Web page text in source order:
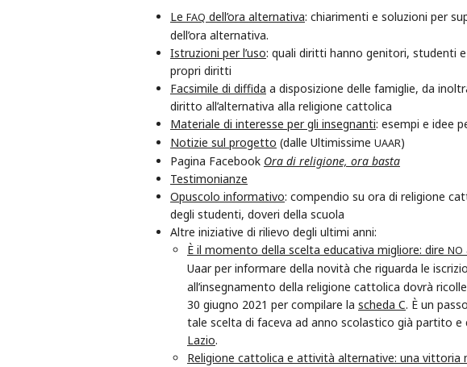
Le FAQ dell’ora alternativa: chiarimenti e soluzioni per
dell’ora alternativa.
Istruzioni per l’uso: quali diritti hanno genitori, studenti
propri diritti
Facsimile di diffida a disposizione delle famiglie, da
diritto all’alternativa alla religione cattolica
Materiale di interesse per gli insegnanti: esempi e idee
Notizie sul progetto (dalle Ultimissime UAAR)
Pagina Facebook Ora di religione, ora basta
Testimonianze
Opuscolo informativo: compendio su ora di religione
degli studenti, doveri della scuola
Altre iniziative di rilievo degli ultimi anni:
È il momento della scelta educativa migliore: dire NO
Uaar per informare della novità che riguarda le
all’insegnamento della religione cattolica dovrà
30 giugno 2021 per compilare la scheda C. È un
tale scelta di faceva ad anno scolastico già partito e
Lazio.
Religione cattolica e attività alternative: una vittoria